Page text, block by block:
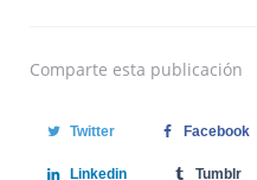
Comparte esta publicación
Twitter Facebook
Linkedin Tumblr